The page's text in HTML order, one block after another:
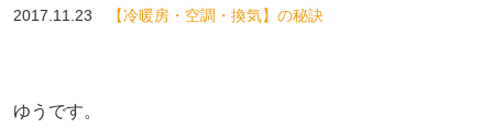
2017.11.23 【冷暖房・空調・換気】の秘訣
ゆうです。